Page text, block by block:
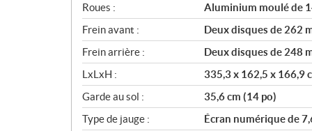
Roues :
Aluminium moulé de
Frein avant :
Deux disques de 262
Frein arrière :
Deux disques de 248
LxLxH :
335,3 x 162,5 x 166,9
Garde au sol :
35,6 cm (14 po)
Type de jauge :
Écran numérique de